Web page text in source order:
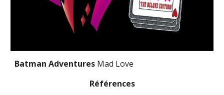
Batman Adventures Mad Love
Références